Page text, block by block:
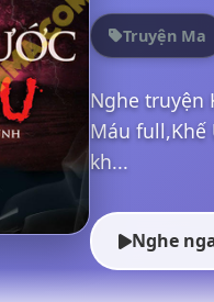
Truyện Ma
Nghe truyện
Máu full,Khế
kh...
Nghe